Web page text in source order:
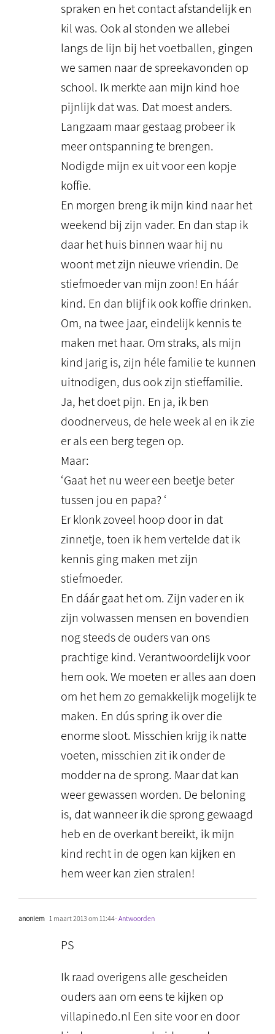
spraken en het contact afstandelijk en
kil was. Ook al stonden we allebei
langs de lijn bij het voetballen, gingen
we samen naar de spreekavonden op
school. Ik merkte aan mijn kind hoe
pijnlijk dat was. Dat moest anders.
Langzaam maar gestaag probeer ik
meer ontspanning te brengen.
Nodigde mijn ex uit voor een kopje
koffie.
En morgen breng ik mijn kind naar het
weekend bij zijn vader. En dan stap ik
daar het huis binnen waar hij nu
woont met zijn nieuwe vriendin. De
stiefmoeder van mijn zoon! En háár
kind. En dan blijf ik ook koffie drinken.
Om, na twee jaar, eindelijk kennis te
maken met haar. Om straks, als mijn
kind jarig is, zijn héle familie te kunnen
uitnodigen, dus ook zijn stieffamilie.
Ja, het doet pijn. En ja, ik ben
doodnerveus, de hele week al en ik zie
er als een berg tegen op.
Maar:
‘Gaat het nu weer een beetje beter
tussen jou en papa? ‘
Er klonk zoveel hoop door in dat
zinnetje, toen ik hem vertelde dat ik
kennis ging maken met zijn
stiefmoeder.
En dáár gaat het om. Zijn vader en ik
zijn volwassen mensen en bovendien
nog steeds de ouders van ons
prachtige kind. Verantwoordelijk voor
hem ook. We moeten er alles aan doen
om het hem zo gemakkelijk mogelijk te
maken. En dús spring ik over die
enorme sloot. Misschien krijg ik natte
voeten, misschien zit ik onder de
modder na de sprong. Maar dat kan
weer gewassen worden. De beloning
is, dat wanneer ik die sprong gewaagd
heb en de overkant bereikt, ik mijn
kind recht in de ogen kan kijken en
hem weer kan zien stralen!
anoniem 1 maart 2013 om 11:44- Antwoorden
PS
Ik raad overigens alle gescheiden
ouders aan om eens te kijken op
villapinedo.nl Een site voor en door